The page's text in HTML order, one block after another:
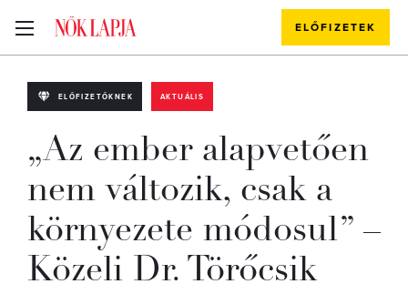
ELŐFIZETEK
ELŐFIZETŐKNEK AKTUÁLIS
„Az ember alapvetően
nem változik, csak a
környezete módosul” –
Közeli Dr. Törőcsik